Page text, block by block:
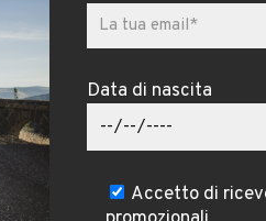
Data di nascita
Accetto di